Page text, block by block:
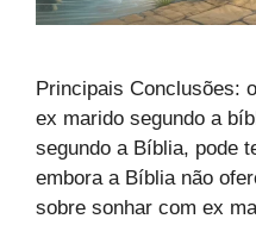
Principais Conclusões:
ex marido segundo a
segundo a Bíblia, pode
embora a Bíblia não
sobre sonhar com ex